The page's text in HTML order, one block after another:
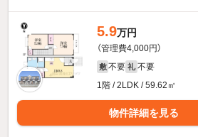
5.9万円
（管理費4,000円）
敷 不要 礼 不要
1階 / 2LDK / 59.62㎡
物件詳細を見る